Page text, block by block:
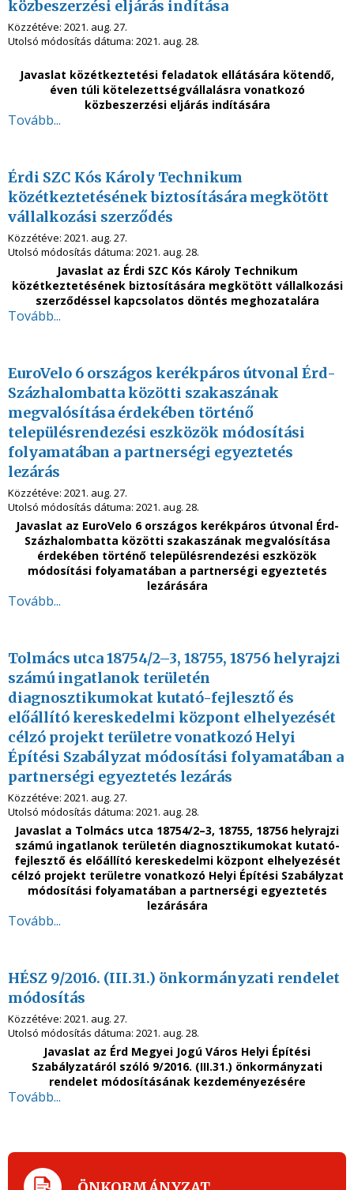
közbeszerzési eljárás indítása
Közzétéve: 2021. aug. 27.
Utolsó módosítás dátuma: 2021. aug. 28.
Javaslat közétkeztetési feladatok ellátására kötendő,
éven túli kötelezettségvállalásra vonatkozó
közbeszerzési eljárás indítására
Tovább...
Érdi SZC Kós Károly Technikum
közétkeztetésének biztosítására megkötött
vállalkozási szerződés
Közzétéve: 2021. aug. 27.
Utolsó módosítás dátuma: 2021. aug. 28.
Javaslat az Érdi SZC Kós Károly Technikum
közétkeztetésének biztosítására megkötött vállalkozási
szerződéssel kapcsolatos döntés meghozatalára
Tovább...
EuroVelo 6 országos kerékpáros útvonal Érd-
Százhalombatta közötti szakaszának
megvalósítása érdekében történő
településrendezési eszközök módosítási
folyamatában a partnerségi egyeztetés
lezárás
Közzétéve: 2021. aug. 27.
Utolsó módosítás dátuma: 2021. aug. 28.
Javaslat az EuroVelo 6 országos kerékpáros útvonal Érd-
Százhalombatta közötti szakaszának megvalósítása
érdekében történő településrendezési eszközök
módosítási folyamatában a partnerségi egyeztetés
lezárására
Tovább...
Tolmács utca 18754/2–3, 18755, 18756 helyrajzi
számú ingatlanok területén
diagnosztikumokat kutató-fejlesztő és
előállító kereskedelmi központ elhelyezését
célzó projekt területre vonatkozó Helyi
Építési Szabályzat módosítási folyamatában a
partnerségi egyeztetés lezárás
Közzétéve: 2021. aug. 27.
Utolsó módosítás dátuma: 2021. aug. 28.
Javaslat a Tolmács utca 18754/2–3, 18755, 18756 helyrajzi
számú ingatlanok területén diagnosztikumokat kutató-
fejlesztő és előállító kereskedelmi központ elhelyezését
célzó projekt területre vonatkozó Helyi Építési Szabályzat
módosítási folyamatában a partnerségi egyeztetés
lezárására
Tovább...
HÉSZ 9/2016. (III.31.) önkormányzati rendelet
módosítás
Közzétéve: 2021. aug. 27.
Utolsó módosítás dátuma: 2021. aug. 28.
Javaslat az Érd Megyei Jogú Város Helyi Építési
Szabályzatáról szóló 9/2016. (III.31.) önkormányzati
rendelet módosításának kezdeményezésére
Tovább...